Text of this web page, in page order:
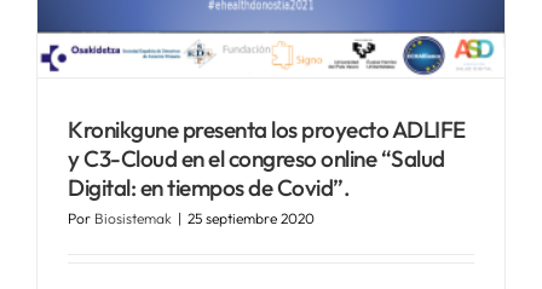
SERVICIOS
APOYO I+D+I
NOTICIAS
Kronikgune presenta los proyecto ADLIFE
y C3-Cloud en el congreso online “Salud
Digital: en tiempos de Covid”.
Por Biosistemak | 25 septiembre 2020